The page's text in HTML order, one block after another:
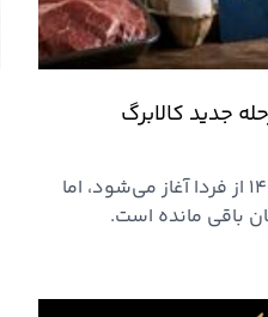
جدید کالابرگ
تخصیص اعتبار کالابرگ تیرماه ۱۴۰۵ از فردا آغاز می‌شود، اما
باقی مانده است.